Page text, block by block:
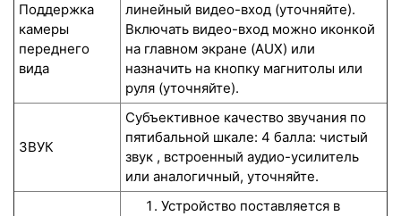
Поддержка
камеры
переднего
вида
линейный видео-вход (уточняйте).
Включать видео-вход можно иконкой
на главном экране (AUX) или
назначить на кнопку магнитолы или
руля (уточняйте).
ЗВУК
Субъективное качество звучания по
пятибальной шкале: 4 балла: чистый
звук , встроенный аудио-усилитель
или аналогичный, уточняйте.
Устройство поставляется в